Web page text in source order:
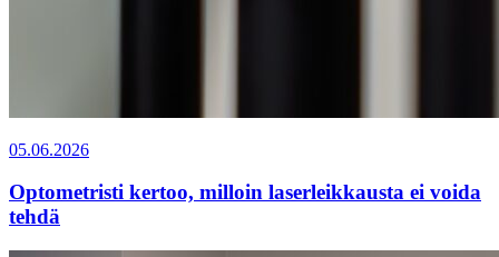
05.06.2026
Optometristi kertoo, milloin laserleikkausta ei voida
tehdä